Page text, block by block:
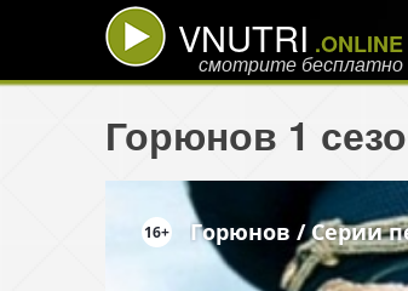
VNUTRI .ONLINE
смотрите бесплатно
Горюнов 1